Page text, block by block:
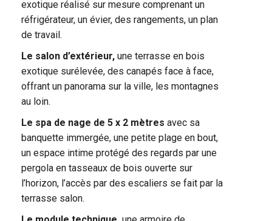
exotique réalisé sur mesure comprenant un
réfrigérateur, un évier, des rangements, un plan
de travail.
Le salon d’extérieur, une terrasse en bois
exotique surélevée, des canapés face à face,
offrant un panorama sur la ville, les montagnes
au loin.
Le spa de nage de 5 x 2 mètres avec sa
banquette immergée, une petite plage en bout,
un espace intime protégé des regards par une
pergola en tasseaux de bois ouverte sur
l’horizon, l’accès par des escaliers se fait par la
terrasse salon.